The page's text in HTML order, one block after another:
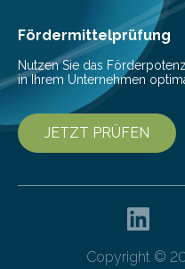
Ernährung zu sichern.
Gefahr erheblicher…
Fördermittelprüfung
Nutzen Sie das
in Ihrem Unternehmen
JETZT PRÜFEN
Copyright ©